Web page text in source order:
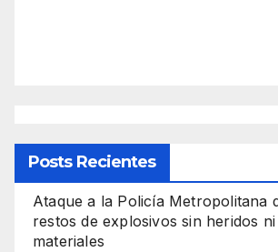
Posts Recientes
Ataque a la Policía Metropolitana
restos de explosivos sin heridos
materiales